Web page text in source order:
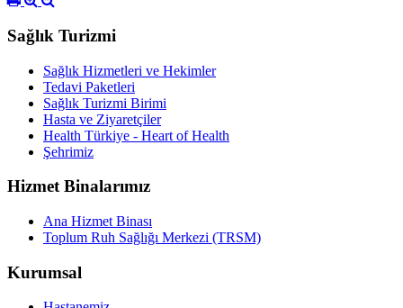
Sağlık Turizmi
Sağlık Hizmetleri ve Hekimler
Tedavi Paketleri
Sağlık Turizmi Birimi
Hasta ve Ziyaretçiler
Health Türkiye - Heart of Health
Şehrimiz
Hizmet Binalarımız
Ana Hizmet Binası
Toplum Ruh Sağlığı Merkezi (TRSM)
Kurumsal